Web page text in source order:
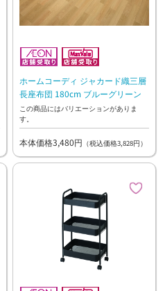
ホームコーディ ジャカード織三層
長座布団 180cm ブルーグリーン
この商品にはバリエーションがありま
す。
本体価格3,480円 （税込価格3,828円）